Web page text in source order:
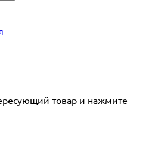
товар и нажмите